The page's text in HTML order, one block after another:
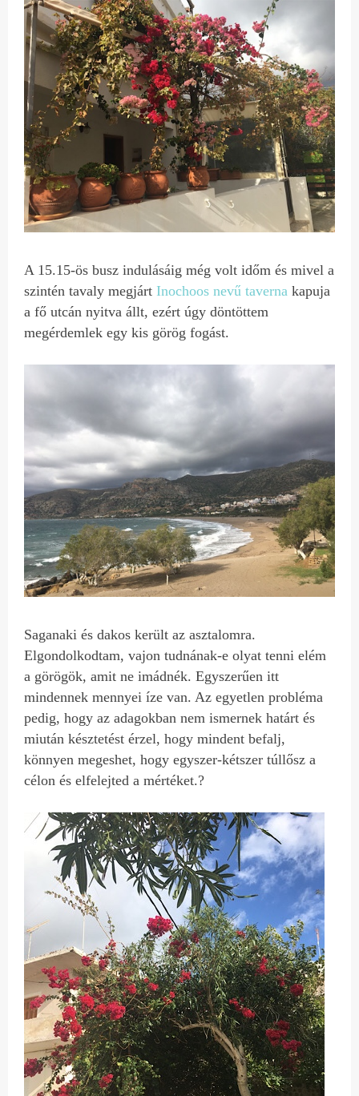
A 15.15-ös busz indulásáig még volt időm és mivel a
szintén tavaly megjártInochoos nevű taverna kapuja
a fő utcán nyitva állt, ezért úgy döntöttem
megérdemlek egy kis görög fogást.
Saganaki és dakos került az asztalomra.
Elgondolkodtam, vajon tudnának-e olyat tenni elém
a görögök, amit ne imádnék. Egyszerűen itt
mindennek mennyei íze van. Az egyetlen probléma
pedig, hogy az adagokban nem ismernek határt és
miután késztetést érzel, hogy mindent befalj,
könnyen megeshet, hogy egyszer-kétszer túllősz a
célon és elfelejted a mértéket.?